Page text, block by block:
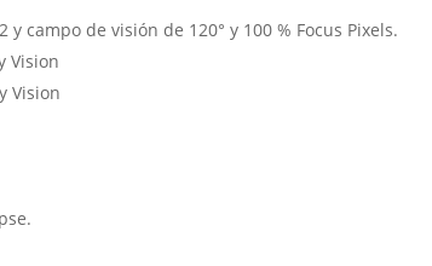
campo de visión de 120° y 100 % Focus Pixels.
Vision
Vision